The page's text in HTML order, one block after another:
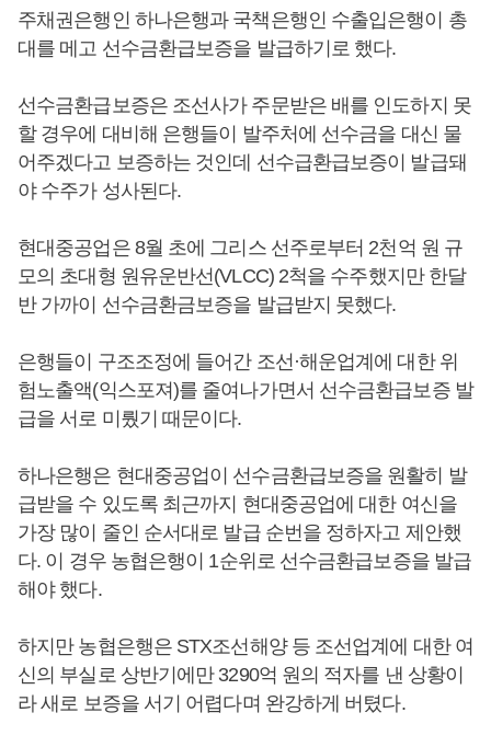
주채권은행인 하나은행과 국책은행인 수출입은행이 총
대를 메고 선수금환급보증을 발급하기로 했다.
선수금환급보증은 조선사가 주문받은 배를 인도하지 못
할 경우에 대비해 은행들이 발주처에 선수금을 대신 물
어주겠다고 보증하는 것인데 선수급환급보증이 발급돼
야 수주가 성사된다.
현대중공업은 8월 초에 그리스 선주로부터 2천억 원 규
모의 초대형 원유운반선(VLCC) 2척을 수주했지만 한달
반 가까이 선수금환금보증을 발급받지 못했다.
은행들이 구조조정에 들어간 조선·해운업계에 대한 위
험노출액(익스포져)를 줄여나가면서 선수금환급보증 발
급을 서로 미뤘기 때문이다.
하나은행은 현대중공업이 선수금환급보증을 원활히 발
급받을 수 있도록 최근까지 현대중공업에 대한 여신을
가장 많이 줄인 순서대로 발급 순번을 정하자고 제안했
다. 이 경우 농협은행이 1순위로 선수금환급보증을 발급
해야 했다.
하지만 농협은행은 STX조선해양 등 조선업계에 대한 여
신의 부실로 상반기에만 3290억 원의 적자를 낸 상황이
라 새로 보증을 서기 어렵다며 완강하게 버텼다.